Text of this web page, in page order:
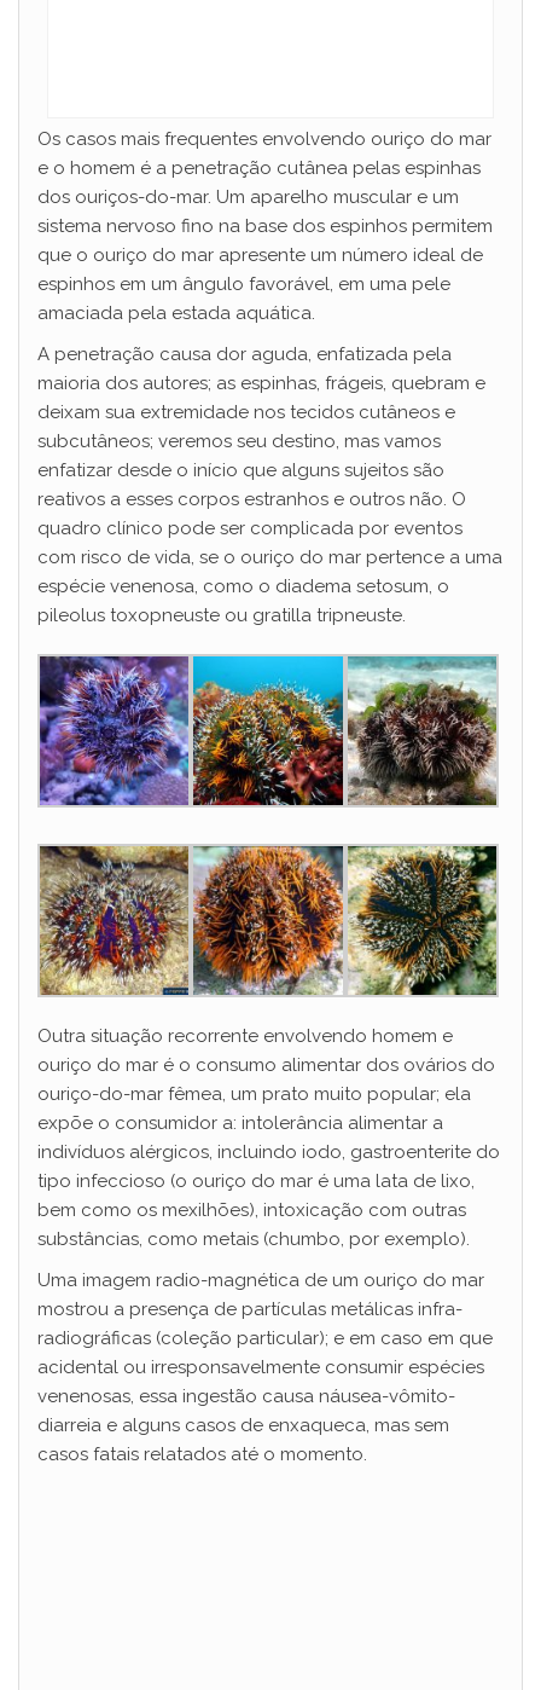
Os casos mais frequentes envolvendo ouriço do mar
e o homem é a penetração cutânea pelas espinhas
dos ouriços-do-mar. Um aparelho muscular e um
sistema nervoso fino na base dos espinhos permitem
que o ouriço do mar apresente um número ideal de
espinhos em um ângulo favorável, em uma pele
amaciada pela estada aquática.
A penetração causa dor aguda, enfatizada pela
maioria dos autores; as espinhas, frágeis, quebram e
deixam sua extremidade nos tecidos cutâneos e
subcutâneos; veremos seu destino, mas vamos
enfatizar desde o início que alguns sujeitos são
reativos a esses corpos estranhos e outros não. O
quadro clínico pode ser complicada por eventos
com risco de vida, se o ouriço do mar pertence a uma
espécie venenosa, como o diadema setosum, o
pileolus toxopneuste ou gratilla tripneuste.
Outra situação recorrente envolvendo homem e
ouriço do mar é o consumo alimentar dos ovários do
ouriço-do-mar fêmea, um prato muito popular; ela
expõe o consumidor a: intolerância alimentar a
indivíduos alérgicos, incluindo iodo, gastroenterite do
tipo infeccioso (o ouriço do mar é uma lata de lixo,
bem como os mexilhões), intoxicação com outras
substâncias, como metais (chumbo, por exemplo).
Uma imagem radio-magnética de um ouriço do mar
mostrou a presença de partículas metálicas infra-
radiográficas (coleção particular); e em caso em que
acidental ou irresponsavelmente consumir espécies
venenosas, essa ingestão causa náusea-vômito-
diarreia e alguns casos de enxaqueca, mas sem
casos fatais relatados até o momento.